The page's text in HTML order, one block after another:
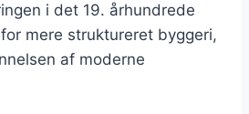
i det 19. århundrede
mere struktureret byggeri,
af moderne